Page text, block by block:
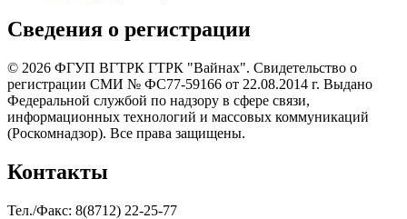
Сведения о регистрации
© 2026 ФГУП ВГТРК ГТРК "Вайнах". Свидетельство о
регистрации СМИ № ФС77-59166 от 22.08.2014 г. Выдано
Федеральной службой по надзору в сфере связи,
информационных технологий и массовых коммуникаций
(Роскомнадзор). Все права защищены.
Контакты
Тел./Факс: 8(8712) 22-25-77